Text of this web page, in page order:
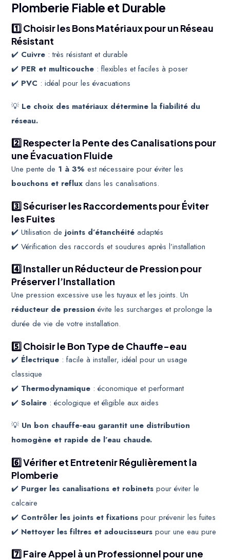
Plomberie Fiable et Durable
1️⃣ Choisir les Bons Matériaux pour un Réseau
Résistant
✔️ Cuivre : très résistant et durable
✔️ PER et multicouche : flexibles et faciles à poser
✔️ PVC : idéal pour les évacuations
💡 Le choix des matériaux détermine la fiabilité du
réseau.
2️⃣ Respecter la Pente des Canalisations pour
une Évacuation Fluide
Une pente de 1 à 3% est nécessaire pour éviter les
bouchons et reflux dans les canalisations.
3️⃣ Sécuriser les Raccordements pour Éviter
les Fuites
✔️ Utilisation dejoints d’étanchéité adaptés
✔️ Vérification des raccords et soudures après l’installation
4️⃣ Installer un Réducteur de Pression pour
Préserver l’Installation
Une pression excessive use les tuyaux et les joints. Un
réducteur de pression évite les surcharges et prolonge la
durée de vie de votre installation.
5️⃣ Choisir le Bon Type de Chauffe-eau
✔️ Électrique : facile à installer, idéal pour un usage
classique
✔️ Thermodynamique : économique et performant
✔️Solaire : écologique et éligible aux aides
💡 Un bon chauffe-eau garantit une distribution
homogène et rapide de l’eau chaude.
6️⃣ Vérifier et Entretenir Régulièrement la
Plomberie
✔️ Purger les canalisations et robinets pour éviter le
calcaire
✔️ Contrôler les joints et fixations pour prévenir les fuites
✔️ Nettoyer les filtres et adoucisseurs pour une eau pure
7️⃣ Faire Appel à un Professionnel pour une